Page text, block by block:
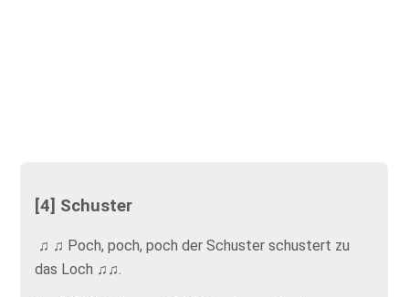
[4] Schuster
♫ ♫ Poch, poch, poch der Schuster schustert zu
das Loch ♫♫.